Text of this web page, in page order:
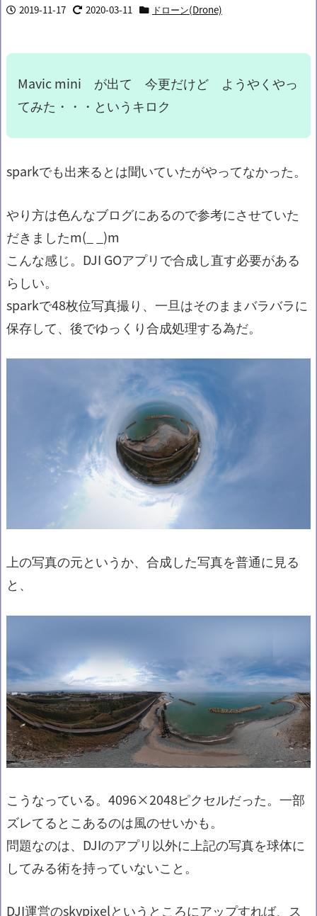
2019-11-17 2020-03-11 ドローン(Drone)
Mavic mini が出て 今更だけど ようやくやっ
てみた・・・というキロク
sparkでも出来るとは聞いていたがやってなかった。
やり方は色んなブログにあるので参考にさせていた
だきましたm(_ _)m
こんな感じ。DJI GOアプリで合成し直す必要がある
らしい。
sparkで48枚位写真撮り、一旦はそのままバラバラに
保存して、後でゆっくり合成処理する為だ。
上の写真の元というか、合成した写真を普通に見る
と、
こうなっている。4096×2048ピクセルだった。一部
ズレてるとこあるのは風のせいかも。
問題なのは、DJIのアプリ以外に上記の写真を球体に
してみる術を持っていないこと。
DJI運営のskypixelというところにアップすれば、ス